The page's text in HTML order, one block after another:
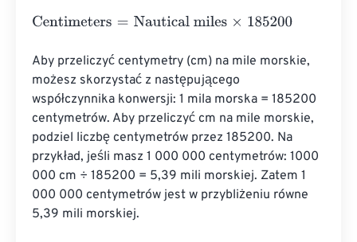
Centimeters= Nautical miles ×185200
Aby przeliczyć centymetry (cm) na mile morskie,
możesz skorzystać z następującego
współczynnika konwersji: 1 mila morska = 185200
centymetrów. Aby przeliczyć cm na mile morskie,
podziel liczbę centymetrów przez 185200. Na
przykład, jeśli masz 1 000 000 centymetrów: 1000
000 cm ÷ 185200 = 5,39 mili morskiej. Zatem 1
000 000 centymetrów jest w przybliżeniu równe
5,39 mili morskiej.